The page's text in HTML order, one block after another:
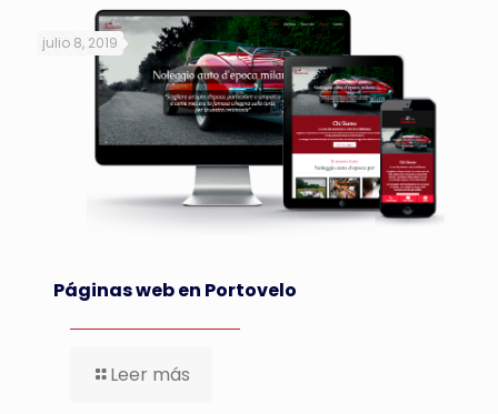
julio 8, 2019
Páginas web en Portovelo
Leer más